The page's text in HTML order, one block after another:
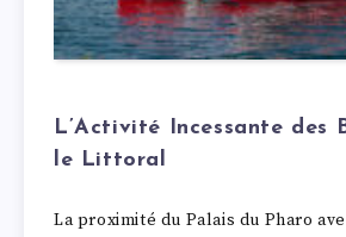
L’Activité Incessante des
le Littoral
La proximité du Palais du Pharo